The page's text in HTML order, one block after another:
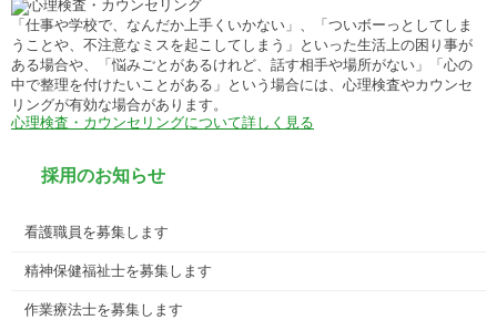
「仕事や学校で、なんだか上手くいかない」、「ついボーっとしてしま
うことや、不注意なミスを起こしてしまう」といった生活上の困り事が
ある場合や、「悩みごとがあるけれど、話す相手や場所がない」「心の
中で整理を付けたいことがある」という場合には、心理検査やカウンセ
リングが有効な場合があります。
心理検査・カウンセリングについて詳しく見る
採用のお知らせ
看護職員を募集します
精神保健福祉士を募集します
作業療法士を募集します